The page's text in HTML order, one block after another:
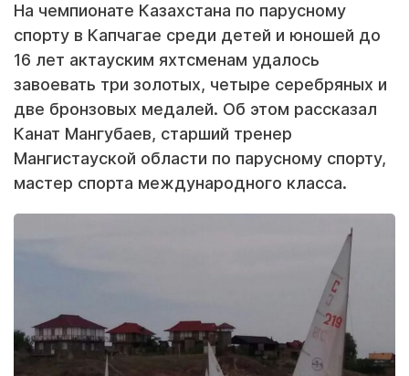
На чемпионате Казахстана по парусному
спорту в Капчагае среди детей и юношей до
16 лет актауским яхтсменам удалось
завоевать три золотых, четыре серебряных и
две бронзовых медалей. Об этом рассказал
Канат Мангубаев, старший тренер
Мангистауской области по парусному спорту,
мастер спорта международного класса.